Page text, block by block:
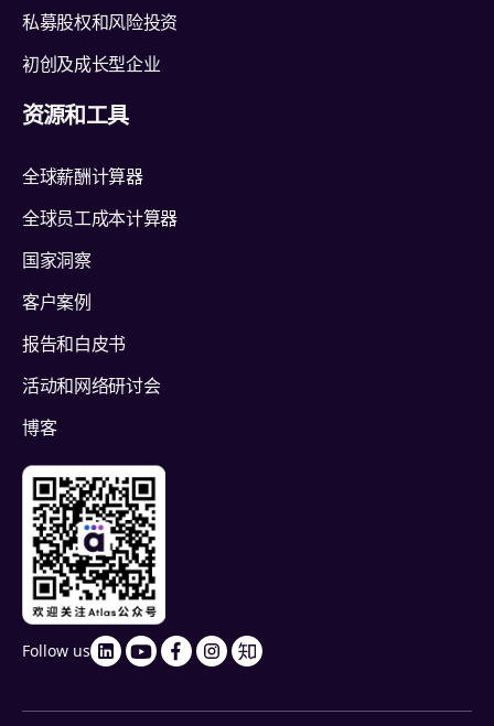
私募股权和风险投资
初创及成长型企业
资源和工具
全球薪酬计算器
全球员工成本计算器
国家洞察
客户案例
报告和白皮书
活动和网络研讨会
博客
Follow us